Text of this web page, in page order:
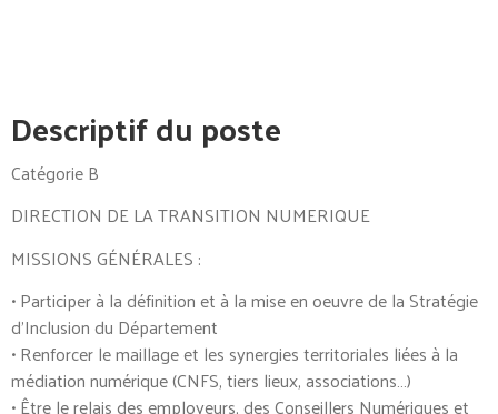
Descriptif du poste
Catégorie B
DIRECTION DE LA TRANSITION NUMERIQUE
MISSIONS GÉNÉRALES :
• Participer à la définition et à la mise en oeuvre de la Stratégie
d’Inclusion du Département
• Renforcer le maillage et les synergies territoriales liées à la
médiation numérique (CNFS, tiers lieux, associations…)
• Être le relais des employeurs, des Conseillers Numériques et